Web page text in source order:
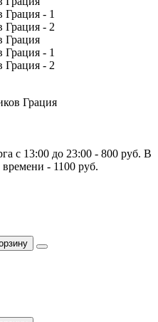
Грация
с 13:00 до 23:00 - 800 руб. В
- 1100 руб.